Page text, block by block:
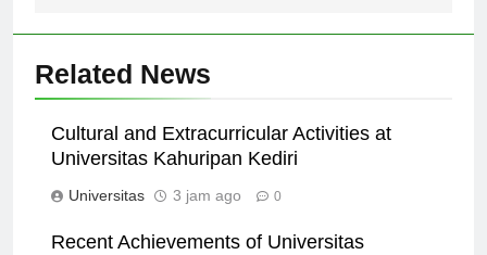
Related News
Cultural and Extracurricular Activities at
Universitas Kahuripan Kediri
Universitas 3 jam ago 0
Recent Achievements of Universitas